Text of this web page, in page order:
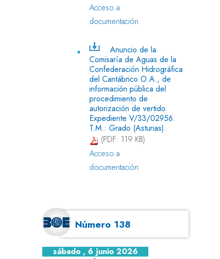
Acceso a
documentación
Anuncio de la
Comisaría de Aguas de la
Confederación Hidrográfica
del Cantábrico O.A., de
información pública del
procedimiento de
autorización de vertido.
Expediente V/33/02956.
T.M.: Grado (Asturias).
(PDF: 119 KB)
Acceso a
documentación
Número 138
sábado , 6 junio 2026